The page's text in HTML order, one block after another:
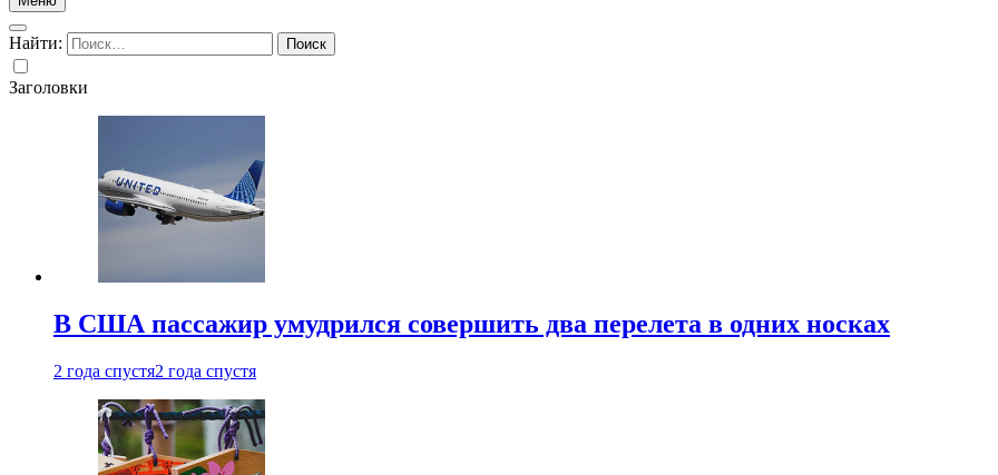
Найти:
Заголовки
В США пассажир умудрился совершить два перелета в одних носках
2 года спустя2 года спустя